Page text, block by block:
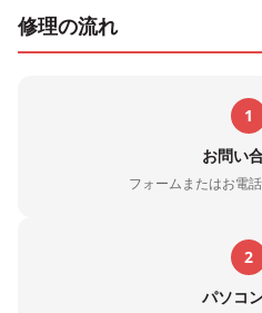
修理の流れ
1
お問い
フォームまたはお電
2
パソコ